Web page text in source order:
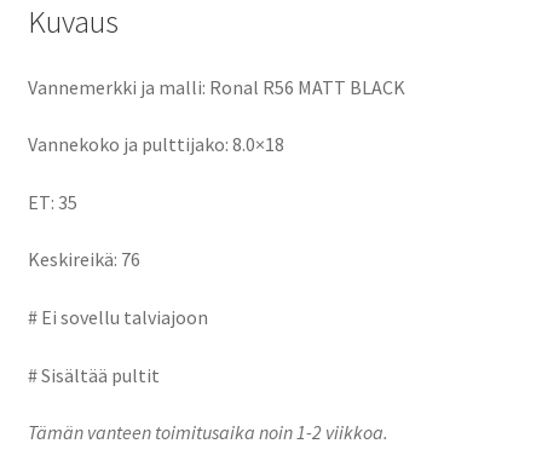
Kuvaus
Vannemerkki ja malli: Ronal R56 MATT BLACK
Vannekoko ja pulttijako: 8.0×18
ET: 35
Keskireikä: 76
# Ei sovellu talviajoon
# Sisältää pultit
Tämän vanteen toimitusaika noin 1-2 viikkoa.